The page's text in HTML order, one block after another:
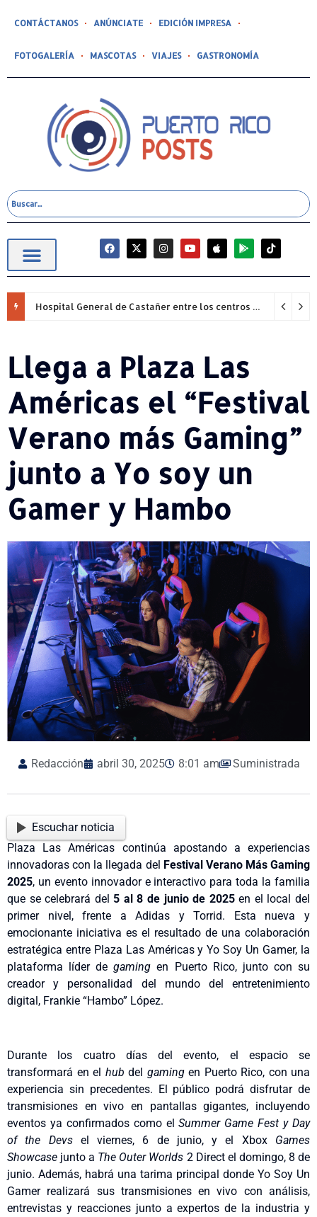
CONTÁCTANOS ANÚNCIATE EDICIÓN IMPRESA
FOTOGALERÍA MASCOTAS VIAJES GASTRONOMÍA
Hospital General de Castañer entre los centros de salud comunitarios con mejor desempeño clínico de Estados Unidos
Llega a Plaza Las
Américas el “Festival
Verano más Gaming”
junto a Yo soy un
Gamer y Hambo
Redacción abril 30, 2025 8:01 am Suministrada
Escuchar noticia
Plaza Las Américas continúa apostando a experiencias
innovadoras con la llegada del Festival Verano Más Gaming
2025, un evento innovador e interactivo para toda la familia
que se celebrará del5 al 8 de junio de 2025en el local del
primer nivel, frente a Adidas y Torrid. Esta nueva y
emocionante iniciativa es el resultado de una colaboración
estratégica entre Plaza Las Américas y Yo Soy Un Gamer, la
plataforma líder degaming en Puerto Rico, junto con su
creador y personalidad del mundo del entretenimiento
digital, Frankie “Hambo” López.
Durante los cuatro días del evento, el espacio se
transformará en el hub del gamingen Puerto Rico, con una
experiencia sin precedentes. El público podrá disfrutar de
transmisiones en vivo en pantallas gigantes, incluyendo
eventos ya confirmados como elSummer Game Fest y Day
of the Devsel viernes, 6 de junio, y el Xbox Games
Showcase junto a The Outer Worlds 2 Direct el domingo, 8 de
junio. Además, habrá una tarima principal donde Yo Soy Un
Gamer realizará sus transmisiones en vivo con análisis,
entrevistas y reacciones junto a expertos de la industria y